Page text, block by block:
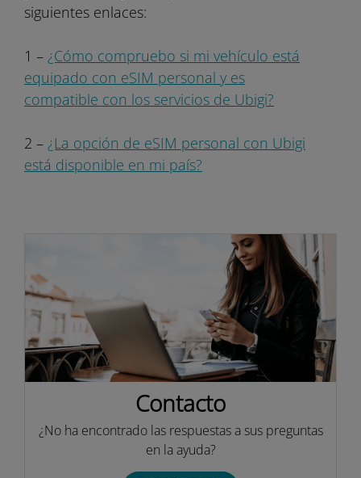
siguientes enlaces:
1 – ¿Cómo compruebo si mi vehículo está
equipado con eSIM personal y es
compatible con los servicios de Ubigi?
2 – ¿La opción de eSIM personal con Ubigi
está disponible en mi país?
Contacto
¿No ha encontrado las respuestas a sus preguntas
en la ayuda?